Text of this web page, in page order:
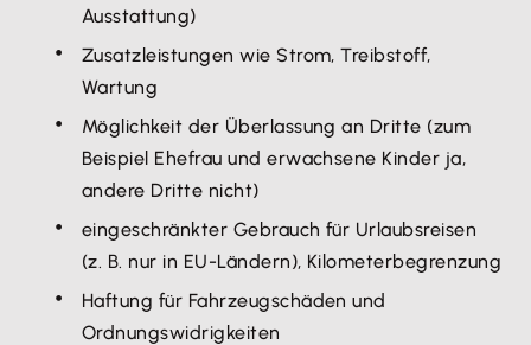
Schuld beglichen ist, sofern ein
Pfändungsbeschluss alleine reicht dafür nicht aus.
2. Vertragsstrafen bei Pflichtverletzungen
Damit kann bestimmt werden, dass
durch den Arbeitnehmer seitens des
Arbeitgebers ein
Ausstattung)
Zusatzleistungen wie Strom, Treibstoff,
Wartung
Möglichkeit der Überlassung an Dritte (zum
Beispiel Ehefrau und erwachsene Kinder ja,
andere Dritte nicht)
eingeschränkter Gebrauch für Urlaubsreisen
(z. B. nur in EU-Ländern), Kilometerbegrenzung
Haftung für Fahrzeugschäden und
Ordnungswidrigkeiten